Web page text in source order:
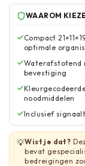
WAAROM
Compact
optimale
Waterafstotend
bevestiging
noodmiddelen
Inclusief
💡Wist je dat?
bevat
bedreigingen